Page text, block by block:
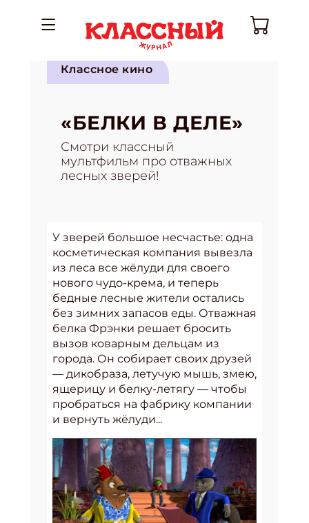
Классное кино
«БЕЛКИ В ДЕЛЕ»
Смотри классный
мультфильм про отважных
лесных зверей!
У зверей большое несчастье: одна
косметическая компания вывезла
из леса все жёлуди для своего
нового чудо-крема, и теперь
бедные лесные жители остались
без зимних запасов еды. Отважная
белка Фрэнки решает бросить
вызов коварным дельцам из
города. Он собирает своих друзей
— дикобраза, летучую мышь, змею,
ящерицу и белку-летягу — чтобы
пробраться на фабрику компании
и вернуть жёлуди...